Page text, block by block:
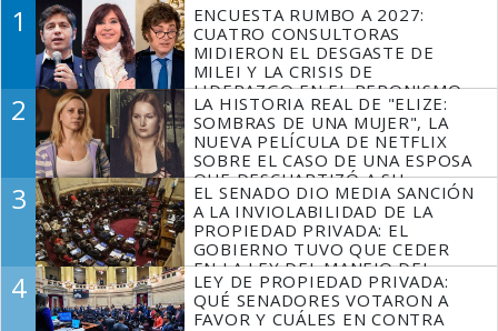
1
ENCUESTA RUMBO A 2027:
CUATRO CONSULTORAS
MIDIERON EL DESGASTE DE
MILEI Y LA CRISIS DE
LIDERAZGO EN EL PERONISMO
2
LA HISTORIA REAL DE "ELIZE:
SOMBRAS DE UNA MUJER", LA
NUEVA PELÍCULA DE NETFLIX
SOBRE EL CASO DE UNA ESPOSA
QUE DESCUARTIZÓ A SU
MARIDO
3
EL SENADO DIO MEDIA SANCIÓN
A LA INVIOLABILIDAD DE LA
PROPIEDAD PRIVADA: EL
GOBIERNO TUVO QUE CEDER
EN LA LEY DEL MANEJO DEL
FUEGO
4
LEY DE PROPIEDAD PRIVADA:
QUÉ SENADORES VOTARON A
FAVOR Y CUÁLES EN CONTRA